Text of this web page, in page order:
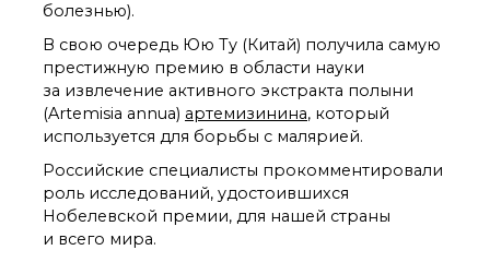
Электронная
Награды сотрудников
ИОХ РАН
Мероприятия
Конференции
проекты России
болезнью).
В свою очередь Юю Ту (Китай) получила самую
престижную премию в области науки
за извлечение активного экстракта полыни
(Artemisia annua) артемизинина, который
используется для борьбы с малярией.
Российские специалисты прокомментировали
роль исследований, удостоившихся
Нобелевской премии, для нашей страны
и всего мира.